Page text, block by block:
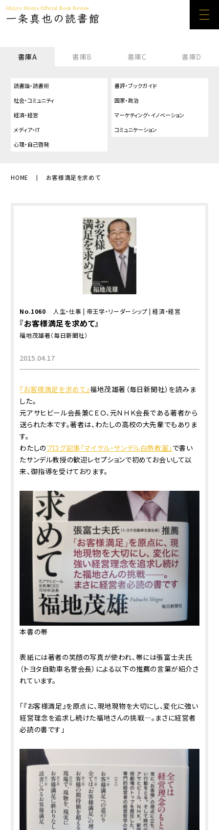
Ichijyo Shinya Official Book Review
一条真也の読書館
書庫A 書庫B 書庫C 書庫D
読書論・読書術
書評・ブックガイド
社会・コミュニティ
国家・政治
経済・経営
マーケティング・イノベーション
メディア・IT
コミュニケーション
心理・自己啓発
HOME お客様満足を求めて
No.1060 人生・仕事 | 帝王学・リーダーシップ |経済・経営
『お客様満足を求めて』
福地茂雄著（毎日新聞社）
2015.04.17
『お客様満足を求めて』福地茂雄著（毎日新聞社）を読みま
した。
元アサヒビール会長兼ＣＥＯ、元ＮＨＫ会長である著者から
送られた本です。著者は、わたしの高校の大先輩でもありま
す。
わたしのブログ記事「マイケル・サンデル白熱教室」 で書い
たサンデル教授の歓迎レセプションで初めてお会いして以
来、御指導を受けております。
本書の帯
表紙には著者の笑顔の写真が使われ、帯には張富士夫氏
（トヨタ自動車名誉会長）による以下の推薦の言葉が紹介さ
れています。
「『お客様満足』を原点に、現地現物を大切にし、変化に強い
経営理念を追求し続けた福地さんの挑戦―。まさに経営者
必読の書です」